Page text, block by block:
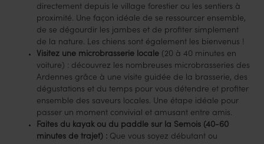
directement depuis le village forestier ou les sentiers à
proximité. Une façon idéale de se ressourcer ensemble,
de se dégourdir les jambes et de profiter simplement
de la nature. Les chiens sont également les bienvenus !
Visitez une microbrasserie locale (20 à 40 minutes en
voiture) : découvrez les nombreuses microbrasseries des
Ardennes grâce à une visite guidée de la brasserie, des
dégustations et du temps pour vous détendre et profiter
ensemble des saveurs locales. Une étape idéale pour
passer un moment convivial et amusant entre amis.
Faites du kayak ou du paddle sur la Semois (40-60
minutes de trajet) : Que vous soyez débutant ou